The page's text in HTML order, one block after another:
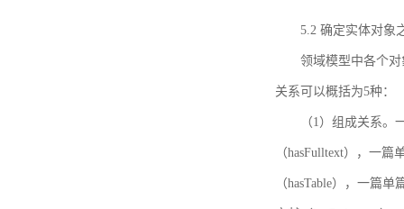
5.2 确定实体对象
领域模型中各个
关系可以概括为5种：
（1）组成关系
（hasFulltext），一
（hasTable），一篇